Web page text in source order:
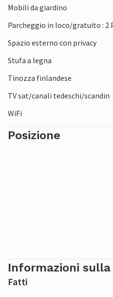
relax in riva al mare.
Mobili da giardino
Parcheggio in loco/gratuito : 2
Spazio esterno con privacy
Stufa a legna
Tinozza finlandese
TV sat/canali tedeschi/scandin
WiFi
Posizione
Informazioni sulla
Fatti